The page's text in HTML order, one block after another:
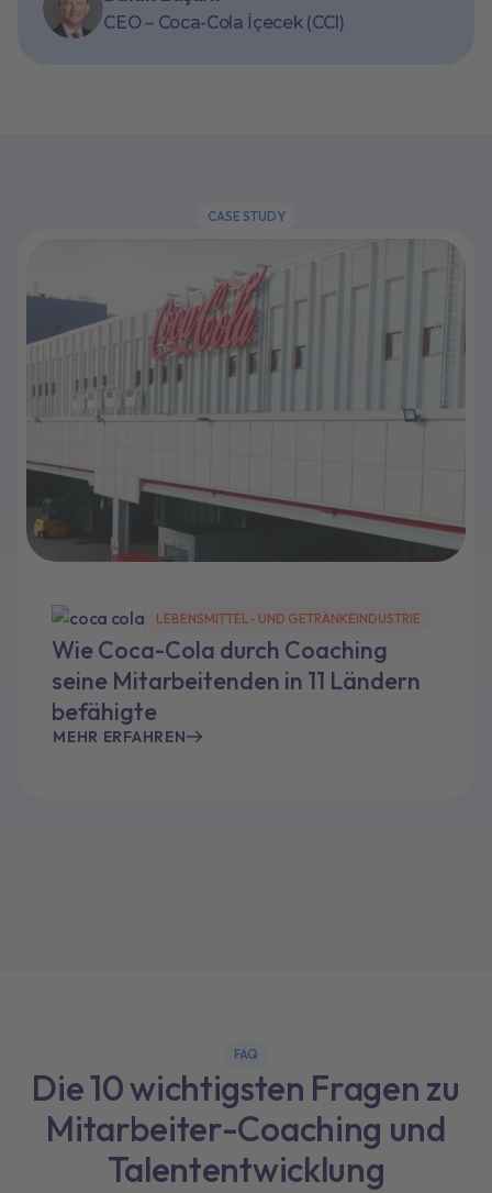
CEO – Coca-Cola İçecek (CCI)
CASE STUDY
LEBENSMITTEL- UND GETRÄNKEINDUSTRIE
Wie Coca-Cola durch Coaching
seine Mitarbeitenden in 11 Ländern
befähigte
MEHR ERFAHREN
FAQ
Die 10 wichtigsten Fragen zu
Mitarbeiter-Coaching und
Talententwicklung